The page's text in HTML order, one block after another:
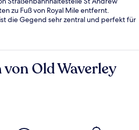
zu Fuß von Royal Mile entfernt.
die Gegend sehr zentral und perfekt für
Old Waverley